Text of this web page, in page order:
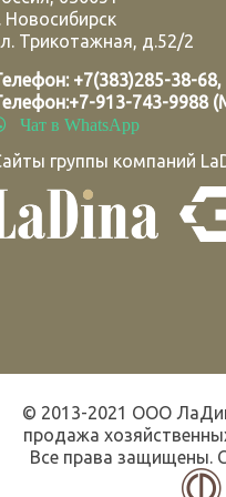
Новосибирск
Трикотажная, д.52/2
+7(383)285-38-68,
+7-913-743-9988
Чат в WhatsApp
группы компаний
© 2013-2021 ООО
продажа
Все права защищены.